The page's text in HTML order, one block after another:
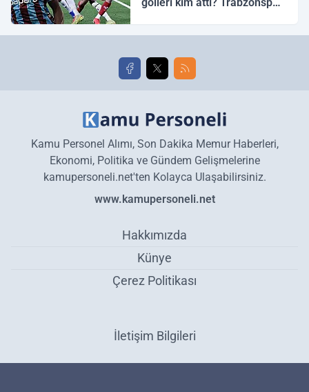
golleri!
Kamu Personel Alımı, Son Dakika Memur Haberleri,
Ekonomi, Politika ve Gündem Gelişmelerine
kamupersoneli.net'ten Kolayca Ulaşabilirsiniz.
www.kamupersoneli.net
Hakkımızda
Künye
Çerez Politikası
İletişim Bilgileri